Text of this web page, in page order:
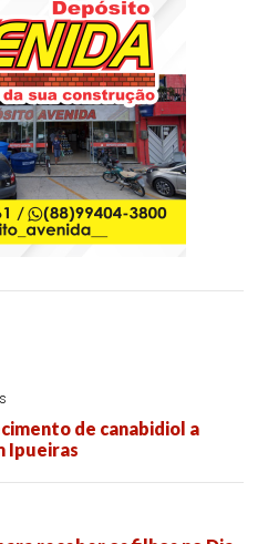
de canabidiol a
Ipueiras